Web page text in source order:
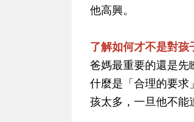
他高興。
了解如何才不是對孩
爸媽最重要的還是先
什麼是「合理的要求
孩太多，一旦他不能